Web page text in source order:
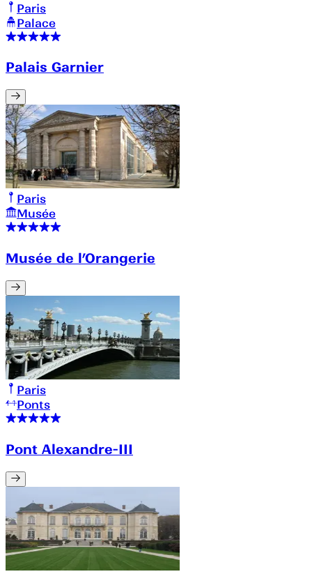
Paris
Palace
Palais Garnier
Paris
Musée
Musée de l’Orangerie
Paris
Ponts
Pont Alexandre-III